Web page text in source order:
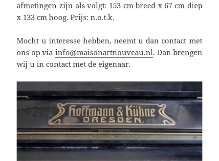
afmetingen zijn als volgt: 153 cm breed x 67 cm diep
x 133 cm hoog. Prijs: n.o.t.k.
Mocht u interesse hebben, neemt u dan contact met
ons op via info@maisonartnouveau.nl. Dan brengen
wij u in contact met de eigenaar.